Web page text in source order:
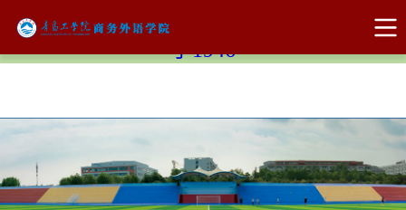
Bevictor伟德官网-韦德(中国)体育-伟大始
于1946